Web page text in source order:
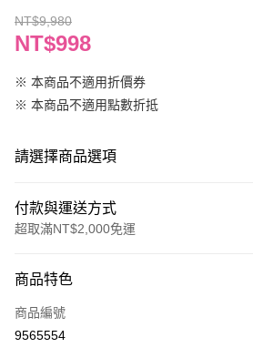
NT$9,980
NT$998
※ 本商品不適用折價券
※ 本商品不適用點數折抵
請選擇商品選項
付款與運送方式
超取滿NT$2,000免運
信用卡一次付款
信用卡分期付款
商品特色
商品編號
9565554